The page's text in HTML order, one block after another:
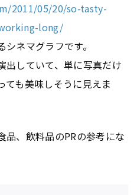
2011/05/20/so-tasty-
long/
ネマグラフです。
出していて、単に写真だけ
ても美味しそうに見えま
品、飲料品のPRの参考にな